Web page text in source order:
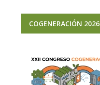
COGENERACIÓN 2026